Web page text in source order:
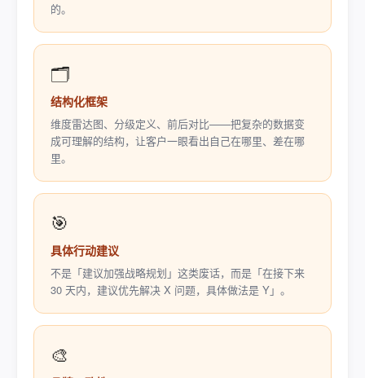
的。
🗂️
结构化框架
维度雷达图、分级定义、前后对比——把复杂的数据变
成可理解的结构，让客户一眼看出自己在哪里、差在哪
里。
🎯
具体行动建议
不是「建议加强战略规划」这类废话，而是「在接下来
30 天内，建议优先解决 X 问题，具体做法是 Y」。
🎨